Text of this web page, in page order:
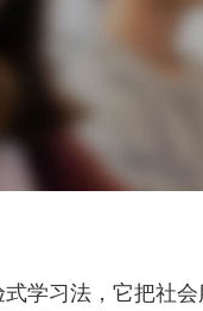
学习法，它把社